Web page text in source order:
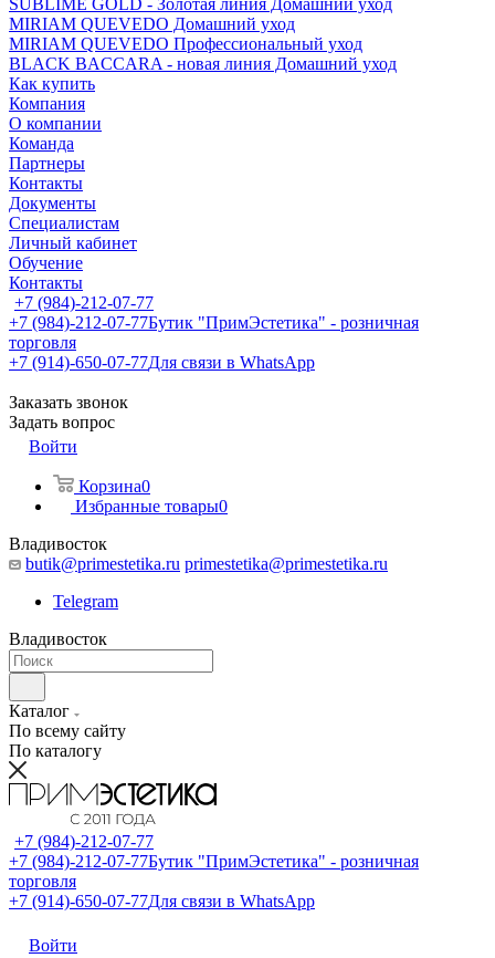
SUBLIME GOLD - Золотая линия Домашний уход
MIRIAM QUEVEDO Домашний уход
MIRIAM QUEVEDO Профессиональный уход
BLACK BACCARA - новая линия Домашний уход
Как купить
Компания
О компании
Команда
Партнеры
Контакты
Документы
Специалистам
Личный кабинет
Обучение
Контакты
+7 (984)-212-07-77
+7 (984)-212-07-77Бутик "ПримЭстетика" - розничная
торговля
+7 (914)-650-07-77Для связи в WhatsApp
Заказать звонок
Задать вопрос
Войти
Корзина0
Избранные товары0
Владивосток
butik@primestetika.ru primestetika@primestetika.ru
Telegram
Владивосток
Каталог
По всему сайту
По каталогу
+7 (984)-212-07-77
+7 (984)-212-07-77Бутик "ПримЭстетика" - розничная
торговля
+7 (914)-650-07-77Для связи в WhatsApp
Войти